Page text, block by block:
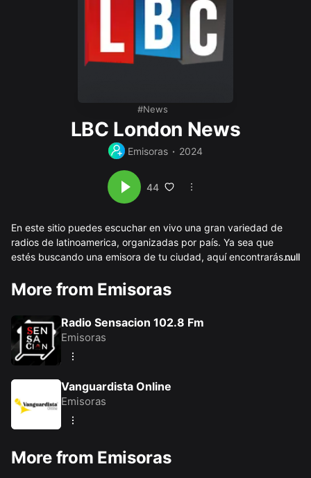
News
LBC London News
Emisoras 2024
44
En este sitio puedes escuchar en vivo una gran variedad de
radios de latinoamerica, organizadas por país. Ya sea que
estés buscando una emisora de tu ciudad, aquí encontrarás
transmiten música, noticias, deportes, programas culturales y
línea con excelente calidad de audio.
Escucha radios de tu comunidad o descubre nuevas voces
computadora, de forma fácil y gratuita. También puedes
descargar nuestra app multiradio desde tu dispositivo android.
null
More from Emisoras
Radio Sensacion 102.8 Fm
Emisoras
Vanguardista Online
Emisoras
More from Emisoras